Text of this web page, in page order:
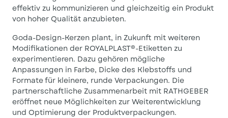
effektiv zu kommunizieren und gleichzeitig ein Produkt
von hoher Qualität anzubieten.
Goda-Design-Kerzen plant, in Zukunft mit weiteren
Modifikationen der ROYALPLAST®-Etiketten zu
experimentieren. Dazu gehören mögliche
Anpassungen in Farbe, Dicke des Klebstoffs und
Formate für kleinere, runde Verpackungen. Die
partnerschaftliche Zusammenarbeit mit RATHGEBER
eröffnet neue Möglichkeiten zur Weiterentwicklung
und Optimierung der Produktverpackungen.